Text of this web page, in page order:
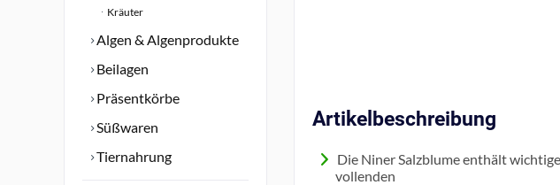
Kräuter
Algen & Algenprodukte
Beilagen
Präsentkörbe
Süßwaren
Tiernahrung
Artikelbeschreibung
Die Niner Salzblume enthält
vollenden